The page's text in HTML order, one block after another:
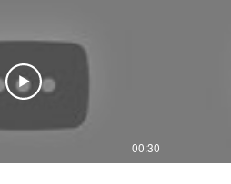
00:30